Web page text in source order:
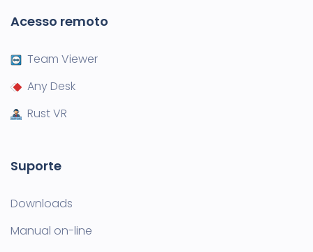
Acesso remoto
Team Viewer
Any Desk
Rust VR
Suporte
Downloads
Manual on-line